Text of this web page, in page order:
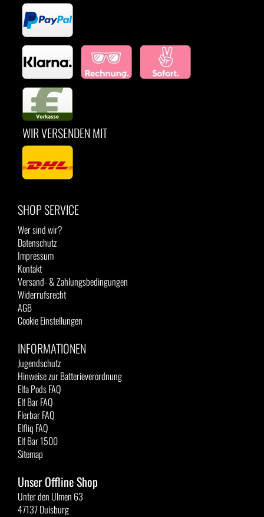
WIR VERSENDEN MIT
SHOP SERVICE
Wer sind wir?
Datenschutz
Impressum
Kontakt
Versand- & Zahlungsbedingungen
Widerrufsrecht
AGB
Cookie Einstellungen
INFORMATIONEN
Jugendschutz
Hinweise zur Batterieverordnung
Elfa Pods FAQ
Elf Bar FAQ
Flerbar FAQ
Elfliq FAQ
Elf Bar 1500
Sitemap
Unser Offline Shop
Unter den Ulmen 63
47137 Duisburg